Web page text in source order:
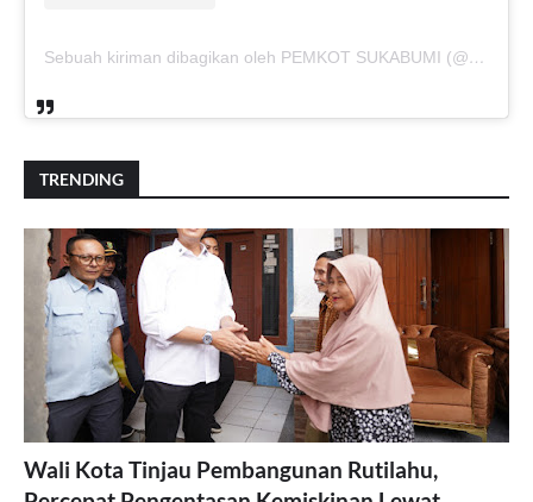
Sebuah kiriman dibagikan oleh PEMKOT SUKABUMI (@pemkotsukabumi_)
TRENDING
Wali Kota Tinjau Pembangunan Rutilahu,